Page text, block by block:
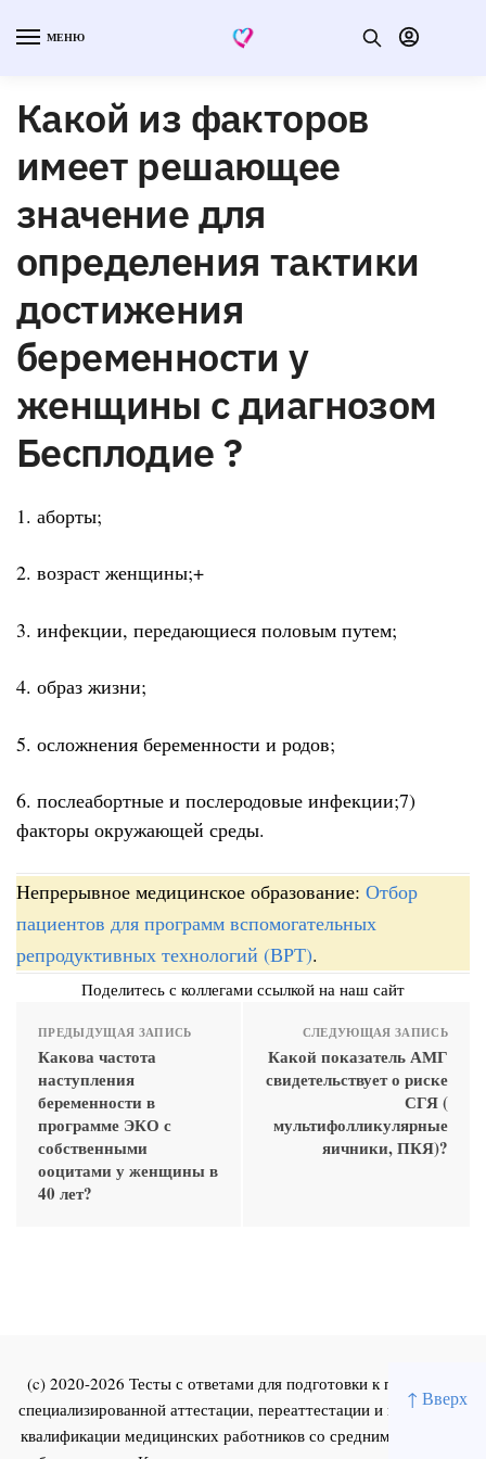
↑ Вверх
МЕНЮ
Какой из факторов
имеет решающее
значение для
определения тактики
достижения
беременности у
женщины с диагнозом
Бесплодие ?
1. аборты;
2. возраст женщины;+
3. инфекции, передающиеся половым путем;
4. образ жизни;
5. осложнения беременности и родов;
6. послеабортные и послеродовые инфекции;7)
факторы окружающей среды.
Непрерывное медицинское образование: Отбор
пациентов для программ вспомогательных
репродуктивных технологий (ВРТ).
Поделитесь с коллегами ссылкой на наш сайт
ПРЕДЫДУЩАЯ ЗАПИСЬ
Какова частота
наступления
беременности в
программе ЭКО с
собственными
ооцитами у женщины в
40 лет?
СЛЕДУЮЩАЯ ЗАПИСЬ
Какой показатель АМГ
свидетельствует о риске
СГЯ (
мультифолликулярные
яичники, ПКЯ)?
(c) 2020-2026 Тесты с ответами для подготовки к первичной
специализированной аттестации, переаттестации и повышения
квалификации медицинских работников со средним и высшим